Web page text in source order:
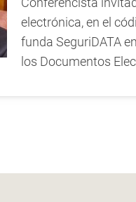
electrónica, en el
funda SeguriDATA
los Documentos